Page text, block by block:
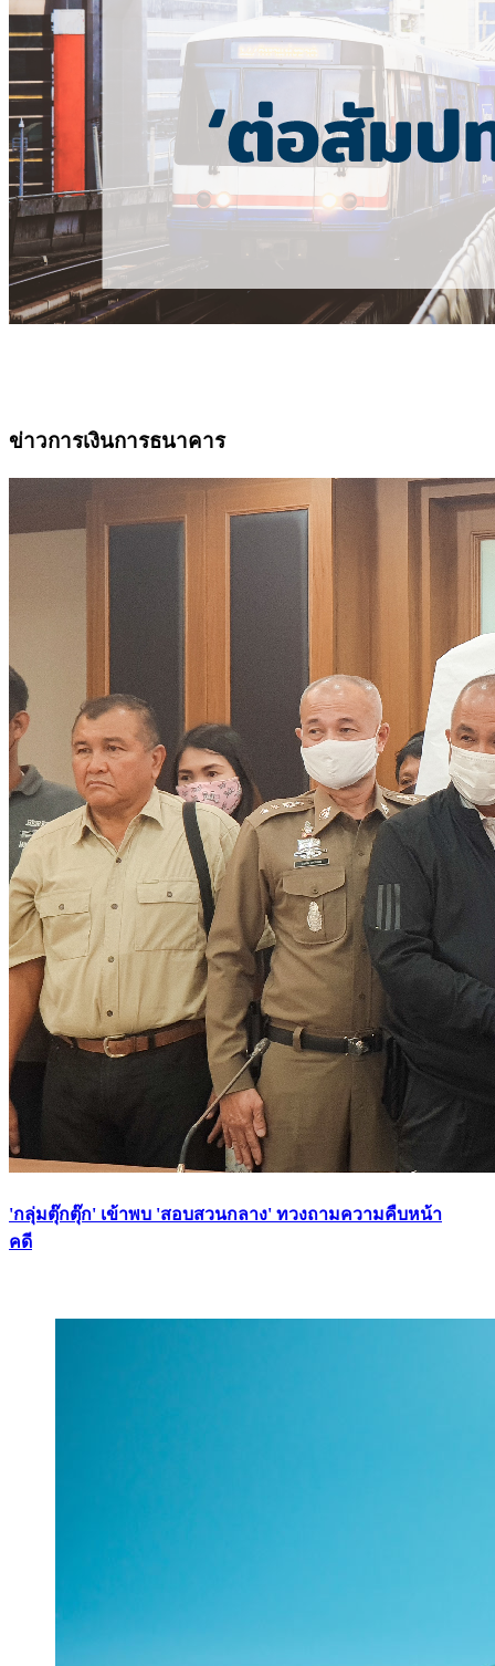
ข่าวการเงินการธนาคาร
'กลุ่มตุ๊กตุ๊ก' เข้าพบ 'สอบสวนกลาง' ทวงถามความคืบหน้า
คดี